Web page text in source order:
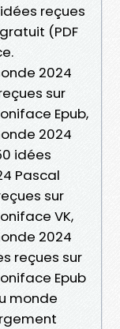
reçues
(PDF
2024
sur
Epub,
2024
idées
Pascal
sur
VK,
2024
reçues sur
Epub
monde